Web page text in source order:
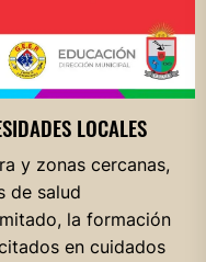
LOCALES
y zonas cercanas,
de salud
la formación
en cuidados